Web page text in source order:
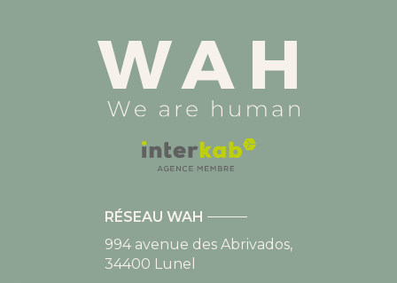
RÉSEAU WAH
994 avenue des Abrivados,
34400 Lunel